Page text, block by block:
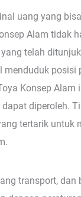
uang yang
Alam tidak
telah
menduduk posisi
Konsep Alam
diperoleh.
tertarik untuk
transport, dan